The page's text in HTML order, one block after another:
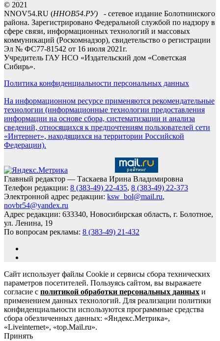
© 2021
NNOV54.RU (ННОВ54.РУ) - сетевое издание Болотнинского
района. Зарегистрировано Федеральной службой по надзору в
сфере связи, информационных технологий и массовых
коммуникаций (Роскомнадзор), свидетельство о регистрации
Эл № ФС77-81542 от 16 июля 2021г.
Учредитель ГАУ НСО «Издательский дом «Советская
Сибирь».
Политика конфиденциальности персональных данных
На информационном ресурсе применяются рекомендательные
технологии (информационные технологии предоставления
информации на основе сбора, систематизации и анализа
сведений, относящихся к предпочтениям пользователей сети
«Интернет», находящихся на территории Российской
Федерации).
Главный редактор — Таскаева Ирина Владимировна
Телефон редакции: 8 (383-49) 22-435, 8 (383-49) 22-373
Электронной адрес редакции: ksw_bol@mail.ru,
novbr54@yandex.ru
Адрес редакции: 633340, Новосибирская область, г. Болотное,
ул. Ленина, 19
По вопросам рекламы: 8 (383-49) 21-432
Сайт использует файлы Cookie и сервисы сбора технических
параметров посетителей. Пользуясь сайтом, вы выражаете
согласие с политикой обработки персональных данных и
применением данных технологий. Для реализации политики
конфиденциальности используются программные средства
сбора обезличенных данных: «Яндекс.Метрика»,
«Liveinternet», «top.Mail.ru».
Принять